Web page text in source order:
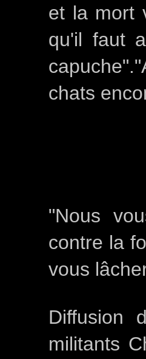
et la mort
qu'il faut
chats
"Nous
contre la
vous
Diffusion
militants